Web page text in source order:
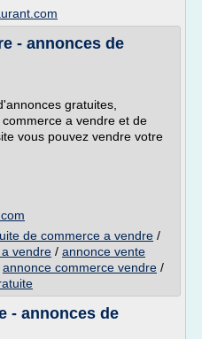
- annonces de
gratuites,
a vendre et de
vous pouvez vendre votre
de commerce a vendre /
vendre / annonce vente
annonce commerce vendre /
- annonces de